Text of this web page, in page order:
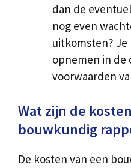
dan de
nog even
uitkomsten?
opnemen in
voorwaarden
Wat zijn de
bouwkundig
De kosten van een